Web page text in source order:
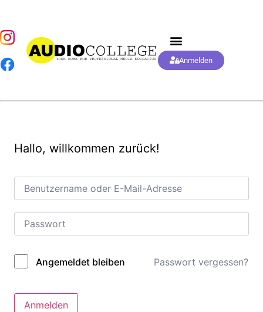
Anmelden
Hallo, willkommen zurück!
Alternative:
Angemeldet bleiben Passwort vergessen?
Anmelden